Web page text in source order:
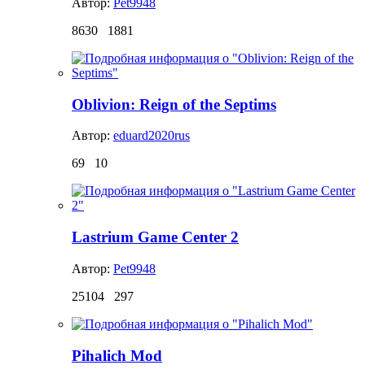
Автор: Pet9948
8630
1881
Oblivion: Reign of the Septims
Автор: eduard2020rus
69
10
Lastrium Game Center 2
Автор: Pet9948
25104
297
Pihalich Mod